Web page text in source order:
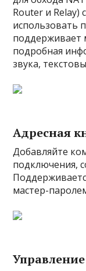
Router и Relay)
использовать
поддерживает
подробная
звука,
Адресная
Добавляйте
подключения,
мастер-